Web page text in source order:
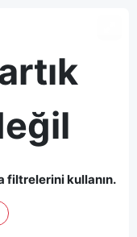
filtrelerini kullanın.